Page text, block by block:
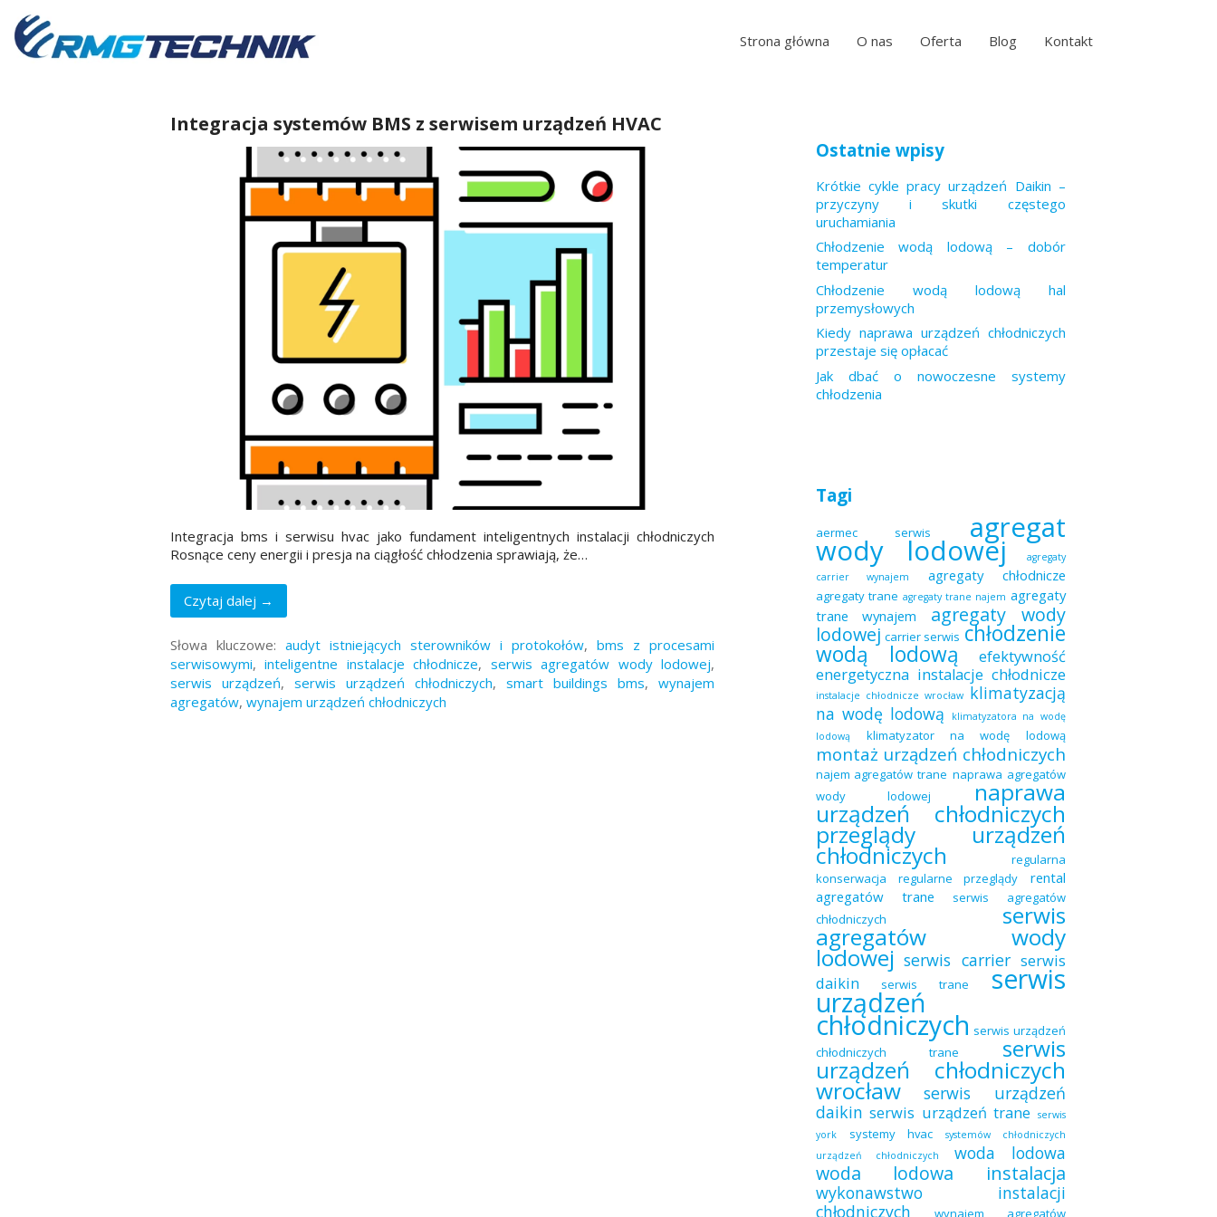
do
zawartości
Strona główna O nas Oferta Blog Kontakt
Integracja systemów BMS z serwisem urządzeń HVAC
Integracja bms i serwisu hvac jako fundament inteligentnych instalacji chłodniczych
Rosnące ceny energii i presja na ciągłość chłodzenia sprawiają, że…
Czytaj dalej →
Słowa kluczowe:audyt istniejących sterowników i protokołów,bms z procesami
serwisowymi,inteligentne instalacje chłodnicze, serwis agregatów wody lodowej,
serwis urządzeń,serwis urządzeń chłodniczych,smart buildings bms,wynajem
agregatów, wynajem urządzeń chłodniczych
Ostatnie wpisy
Krótkie cykle pracy urządzeń Daikin –
przyczyny i skutki częstego
uruchamiania
Chłodzenie wodą lodową – dobór
temperatur
Chłodzenie wodą lodową hal
przemysłowych
Kiedy naprawa urządzeń chłodniczych
przestaje się opłacać
Jak dbać o nowoczesne systemy
chłodzenia
Tagi
aermec serwis agregat
wody lodowej
agregaty
carrier wynajem
agregaty chłodnicze
agregaty trane agregaty trane najem agregaty
trane wynajem
agregaty wody
lodowej carrier serwis chłodzenie
wodą lodową
efektywność
energetyczna instalacje chłodnicze
instalacje chłodnicze wrocław klimatyzacją
na wodę lodową
klimatyzatora na wodę
lodową
klimatyzator na wodę lodową
montaż urządzeń chłodniczych
najem agregatów trane naprawa agregatów
wody lodowej
naprawa
urządzeń chłodniczych
przeglądy urządzeń
chłodniczych
regularna
konserwacja
regularne przeglądy
rental
agregatów trane
serwis agregatów
chłodniczych
serwis
agregatów wody
lodowej serwis carrier serwis
daikin
serwis trane serwis
urządzeń
chłodniczych serwis urządzeń
chłodniczych trane
serwis
urządzeń chłodniczych
wrocław
serwis urządzeń
daikin serwis urządzeń trane
serwis
york
systemy hvac
systemów chłodniczych
urządzeń chłodniczych
woda lodowa
woda lodowa instalacja
wykonawstwo instalacji
chłodniczych
wynajem agregatów